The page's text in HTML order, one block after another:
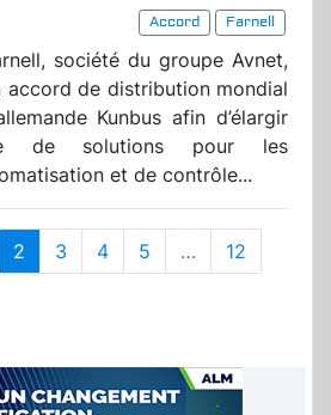
Accord
Farnell
société du groupe Avnet,
accord de distribution mondial
Kunbus afin d’élargir
de solutions pour les
et de contrôle...
2 3 4 5 …
12